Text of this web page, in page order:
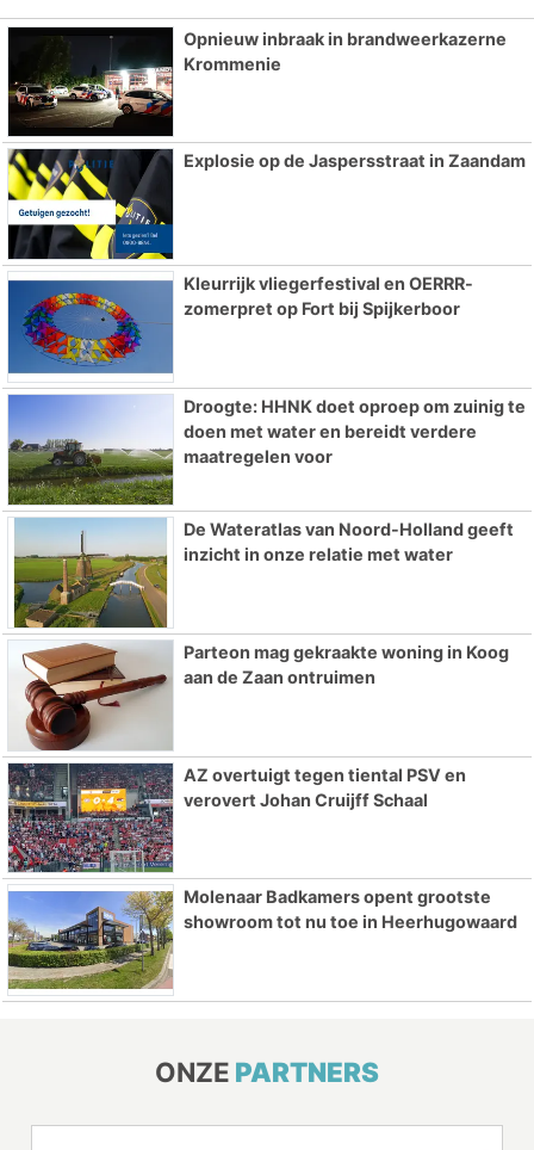
Opnieuw inbraak in brandweerkazerne
Krommenie
Explosie op de Jaspersstraat in Zaandam
Kleurrijk vliegerfestival en OERRR-
zomerpret op Fort bij Spijkerboor
Droogte: HHNK doet oproep om zuinig te
doen met water en bereidt verdere
maatregelen voor
De Wateratlas van Noord-Holland geeft
inzicht in onze relatie met water
Parteon mag gekraakte woning in Koog
aan de Zaan ontruimen
AZ overtuigt tegen tiental PSV en
verovert Johan Cruijff Schaal
Molenaar Badkamers opent grootste
showroom tot nu toe in Heerhugowaard
ONZE PARTNERS